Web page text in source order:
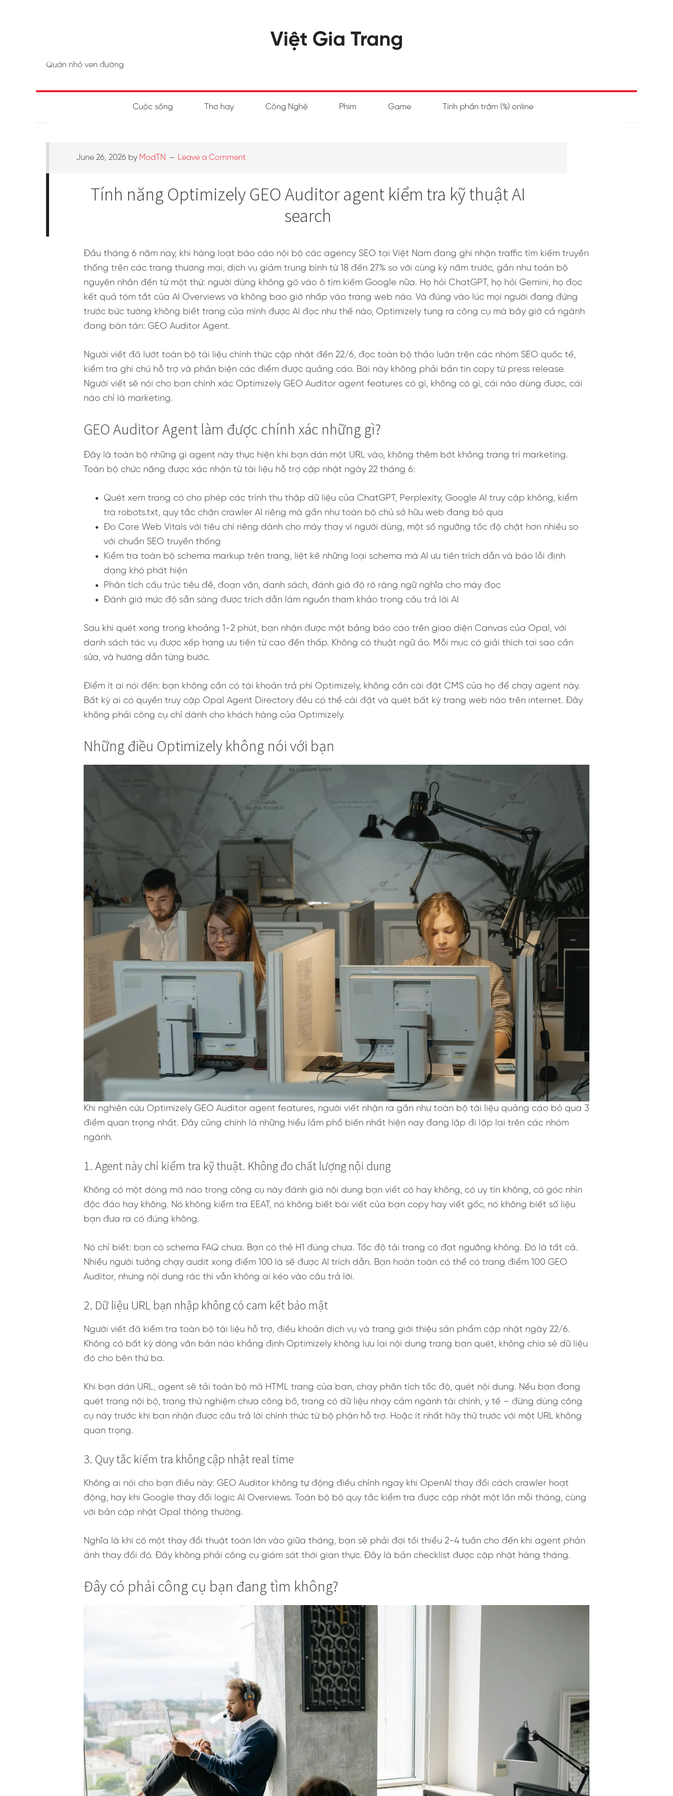
Việt Gia Trang
Quán nhỏ ven đường
Cuộc sống Thơ hay Công Nghệ Phim Game Tính phần trăm (%) online
June 26, 2026 by ModTN Leave a Comment
Tính năng Optimizely GEO Auditor agent kiểm tra kỹ thuật AI
search
Đầu tháng 6 năm nay, khi hàng loạt báo cáo nội bộ các agency SEO tại Việt Nam đang ghi nhận traffic tìm kiếm truyền
thống trên các trang thương mại, dịch vụ giảm trung bình từ 18 đến 27% so với cùng kỳ năm trước, gần như toàn bộ
nguyên nhân đến từ một thứ: người dùng không gõ vào ô tìm kiếm Google nữa. Họ hỏi ChatGPT, họ hỏi Gemini, họ đọc
kết quả tóm tắt của AI Overviews và không bao giờ nhấp vào trang web nào. Và đúng vào lúc mọi người đang đứng
trước bức tường không biết trang của mình được AI đọc như thế nào, Optimizely tung ra công cụ mà bây giờ cả ngành
đang bàn tán: GEO Auditor Agent.
Người viết đã lướt toàn bộ tài liệu chính thức cập nhật đến 22/6, đọc toàn bộ thảo luận trên các nhóm SEO quốc tế,
kiểm tra ghi chú hỗ trợ và phản biện các điểm được quảng cáo. Bài này không phải bản tin copy từ press release.
Người viết sẽ nói cho bạn chính xác Optimizely GEO Auditor agent features có gì, không có gì, cái nào dùng được, cái
nào chỉ là marketing.
GEO Auditor Agent làm được chính xác những gì?
Đây là toàn bộ những gì agent này thực hiện khi bạn dán một URL vào, không thêm bớt không trang trí marketing.
Toàn bộ chức năng được xác nhận từ tài liệu hỗ trợ cập nhật ngày 22 tháng 6:
Quét xem trang có cho phép các trình thu thập dữ liệu của ChatGPT, Perplexity, Google AI truy cập không, kiểm
tra robots.txt, quy tắc chặn crawler AI riêng mà gần như toàn bộ chủ sở hữu web đang bỏ qua
Đo Core Web Vitals với tiêu chí riêng dành cho máy thay vì người dùng, một số ngưỡng tốc độ chặt hơn nhiều so
với chuẩn SEO truyền thống
Kiểm tra toàn bộ schema markup trên trang, liệt kê những loại schema mà AI ưu tiên trích dẫn và báo lỗi định
dạng khó phát hiện
Phân tích cấu trúc tiêu đề, đoạn văn, danh sách, đánh giá độ rõ ràng ngữ nghĩa cho máy đọc
Đánh giá mức độ sẵn sàng được trích dẫn làm nguồn tham khảo trong câu trả lời AI
Sau khi quét xong trong khoảng 1-2 phút, bạn nhận được một bảng báo cáo trên giao diện Canvas của Opal, với
danh sách tác vụ được xếp hạng ưu tiên từ cao đến thấp. Không có thuật ngữ ảo. Mỗi mục có giải thích tại sao cần
sửa, và hướng dẫn từng bước.
Điểm ít ai nói đến: bạn không cần có tài khoản trả phí Optimizely, không cần cài đặt CMS của họ để chạy agent này.
Bất kỳ ai có quyền truy cập Opal Agent Directory đều có thể cài đặt và quét bất kỳ trang web nào trên internet. Đây
không phải công cụ chỉ dành cho khách hàng của Optimizely.
Những điều Optimizely không nói với bạn
Khi nghiên cứu Optimizely GEO Auditor agent features, người viết nhận ra gần như toàn bộ tài liệu quảng cáo bỏ qua 3
điểm quan trọng nhất. Đây cũng chính là những hiểu lầm phổ biến nhất hiện nay đang lặp đi lặp lại trên các nhóm
ngành.
1. Agent này chỉ kiểm tra kỹ thuật. Không đo chất lượng nội dung
Không có một dòng mã nào trong công cụ này đánh giá nội dung bạn viết có hay không, có uy tín không, có góc nhìn
độc đáo hay không. Nó không kiểm tra EEAT, nó không biết bài viết của bạn copy hay viết gốc, nó không biết số liệu
bạn đưa ra có đúng không.
Nó chỉ biết: bạn có schema FAQ chưa. Bạn có thẻ H1 đúng chưa. Tốc độ tải trang có đạt ngưỡng không. Đó là tất cả.
Nhiều người tưởng chạy audit xong điểm 100 là sẽ được AI trích dẫn. Bạn hoàn toàn có thể có trang điểm 100 GEO
Auditor, nhưng nội dung rác thì vẫn không ai kéo vào câu trả lời.
2. Dữ liệu URL bạn nhập không có cam kết bảo mật
Người viết đã kiểm tra toàn bộ tài liệu hỗ trợ, điều khoản dịch vụ và trang giới thiệu sản phẩm cập nhật ngày 22/6.
Không có bất kỳ dòng văn bản nào khẳng định Optimizely không lưu lại nội dung trang bạn quét, không chia sẻ dữ liệu
đó cho bên thứ ba.
Khi bạn dán URL, agent sẽ tải toàn bộ mã HTML trang của bạn, chạy phân tích tốc độ, quét nội dung. Nếu bạn đang
quét trang nội bộ, trang thử nghiệm chưa công bố, trang có dữ liệu nhạy cảm ngành tài chính, y tế – đừng dùng công
cụ này trước khi bạn nhận được câu trả lời chính thức từ bộ phận hỗ trợ. Hoặc ít nhất hãy thử trước với một URL không
quan trọng.
3. Quy tắc kiểm tra không cập nhật real time
Không ai nói cho bạn điều này: GEO Auditor không tự động điều chỉnh ngay khi OpenAI thay đổi cách crawler hoạt
động, hay khi Google thay đổi logic AI Overviews. Toàn bộ bộ quy tắc kiểm tra được cập nhật một lần mỗi tháng, cùng
với bản cập nhật Opal thông thường.
Nghĩa là khi có một thay đổi thuật toán lớn vào giữa tháng, bạn sẽ phải đợi tối thiểu 2-4 tuần cho đến khi agent phản
ánh thay đổi đó. Đây không phải công cụ giám sát thời gian thực. Đây là bản checklist được cập nhật hàng tháng.
Đây có phải công cụ bạn đang tìm không?